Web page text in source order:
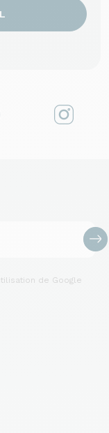
de Google